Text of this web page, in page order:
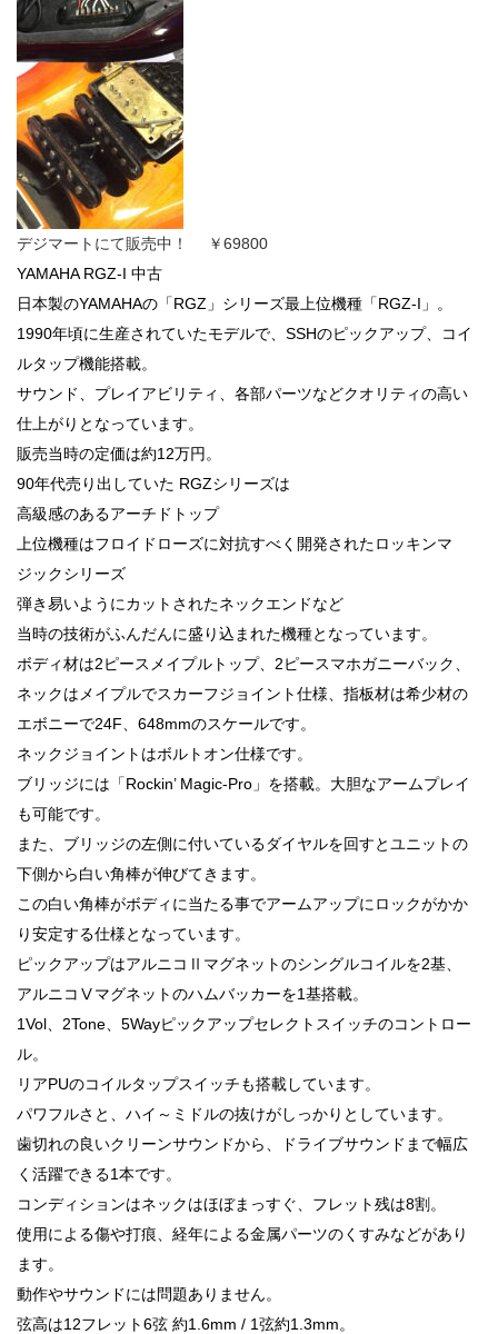
デジマートにて販売中！ ￥69800
YAMAHA RGZ-I 中古
日本製のYAMAHAの「RGZ」シリーズ最上位機種「RGZ-I」。
1990年頃に生産されていたモデルで、SSHのピックアップ、コイ
ルタップ機能搭載。
サウンド、プレイアビリティ、各部パーツなどクオリティの高い
仕上がりとなっています。
販売当時の定価は約12万円。
90年代売り出していた RGZシリーズは
高級感のあるアーチドトップ
上位機種はフロイドローズに対抗すべく開発されたロッキンマ
ジックシリーズ
弾き易いようにカットされたネックエンドなど
当時の技術がふんだんに盛り込まれた機種となっています。
ボディ材は2ピースメイプルトップ、2ピースマホガニーバック、
ネックはメイプルでスカーフジョイント仕様、指板材は希少材の
エボニーで24F、648mmのスケールです。
ネックジョイントはボルトオン仕様です。
ブリッジには「Rockin’ Magic-Pro」を搭載。大胆なアームプレイ
も可能です。
また、ブリッジの左側に付いているダイヤルを回すとユニットの
下側から白い角棒が伸びてきます。
この白い角棒がボディに当たる事でアームアップにロックがかか
り安定する仕様となっています。
ピックアップはアルニコⅡマグネットのシングルコイルを2基、
アルニコⅤマグネットのハムバッカーを1基搭載。
1Vol、2Tone、5Wayピックアップセレクトスイッチのコントロー
ル。
リアPUのコイルタップスイッチも搭載しています。
パワフルさと、ハイ～ミドルの抜けがしっかりとしています。
歯切れの良いクリーンサウンドから、ドライブサウンドまで幅広
く活躍できる1本です。
コンディションはネックはほぼまっすぐ、フレット残は8割。
使用による傷や打痕、経年による金属パーツのくすみなどがあり
ます。
動作やサウンドには問題ありません。
弦高は12フレット6弦 約1.6mm / 1弦約1.3mm。